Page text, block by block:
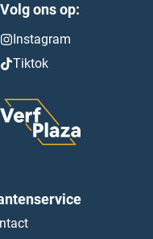
Volg ons op:
Instagram
Tiktok